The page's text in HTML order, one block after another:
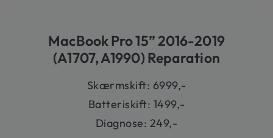
MacBook Pro 15” 2016-2019
(A1707, A1990) Reparation
Skærmskift: 6999,-
Batteriskift: 1499,-
Diagnose: 249,-